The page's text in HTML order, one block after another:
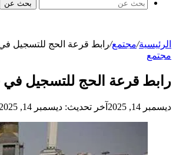
بحث عن
الرئيسية/مجتمع/رابط قرعة الحج للتسجيل في قرعة
مجتمع
رابط قرعة الحج للتسجيل في قرعة
ديسمبر 14, 2025 آخر تحديث: ديسمبر 14, 2025